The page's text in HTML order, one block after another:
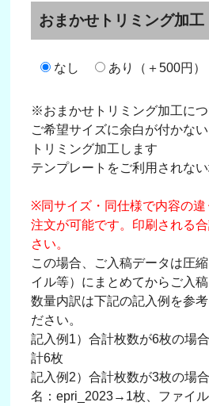
おまかせトリミング加工
なし あり（＋500円）
※おまかせトリミング加工につ
ご希望サイズに余白が付かな
トリミング加工します
テンプレートをご利用されな
※同サイズ・同仕様で内容の
注文が可能です。印刷される
さい。
この場合、ご入稿データは圧
イル等）にまとめてからご入稿
数量内訳は下記の記入例を参
ださい。
記入例1）合計枚数が6枚の場
計6枚
記入例2）合計枚数が3枚の場
名：epri_2023→1枚、ファイ